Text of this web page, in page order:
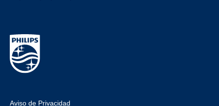
Aviso de Privacidad